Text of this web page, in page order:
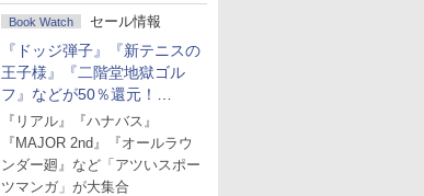
Book Watch セール情報
『ドッジ弾子』『新テニスの
王子様』『二階堂地獄ゴル
フ』などが50％還元！
Amazonマンガ週末セール
『リアル』『ハナバス』
『MAJOR 2nd』『オールラウ
ンダー廻』など「アツいスポー
ツマンガ」が大集合